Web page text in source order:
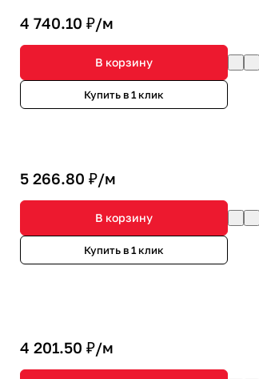
4 740.10 ₽/м
В корзину
Купить в 1 клик
5 266.80 ₽/м
В корзину
Купить в 1 клик
4 201.50 ₽/м